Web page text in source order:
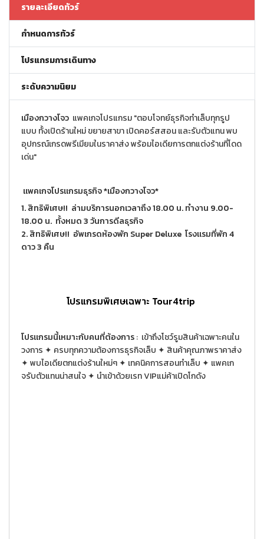
รายละเอียดทัวร์
กำหนดการทัวร์
โปรแกรมการเดินทาง
ระดับความนิยม
เมืองกวางโจว แพคเกจโปรแกรม "ตอบโจทย์ธุรกิจทำเล็บทุกรูป
แบบ ทั้งเปิดร้านใหม่ ขยายสาขา เปิดคอร์สสอน และรับตัวแทน พบ
อุปกรณ์เกรดพรีเมียมในราคาส่ง พร้อมไอเดียการตกแต่งร้านที่โดด
เด่น"
แพคเกจโปรแกรมธุรกิจ *เมืองกวางโจว*
1. สิทธิพิเศษ!! ล่ามบริการนอกเวลาถึง 18.00 น. ทำงาน 9.00-
18.00 น. ทั้งหมด 3 วันการดีลธุรกิจ
2. สิทธิพิเศษ!! อัพเกรดห้องพัก Super Deluxe โรงแรมที่พัก 4
ดาว 3 คืน
โปรแกรมพิเศษเฉพาะ Tour4trip
โปรแกรมนี้เหมาะกับคนที่ต้องการ: เข้าถึงโชว์รูมสินค้าเฉพาะคนใน
วงการ ✦ ครบทุกความต้องการธุรกิจเล็บ ✦ สินค้าคุณภาพราคาส่ง
✦ พบไอเดียตกแต่งร้านใหม่ๆ ✦ เทคนิคการสอนทำเล็บ ✦ แพคเก
จรับตัวแทนน่าสนใจ ✦ นำเข้าด้วยเรท VIPแม่ค้าเปิดโกดัง